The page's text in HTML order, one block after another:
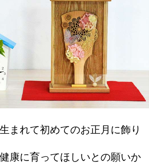
まれて初めてのお正月に飾り
康に育ってほしいとの願いか